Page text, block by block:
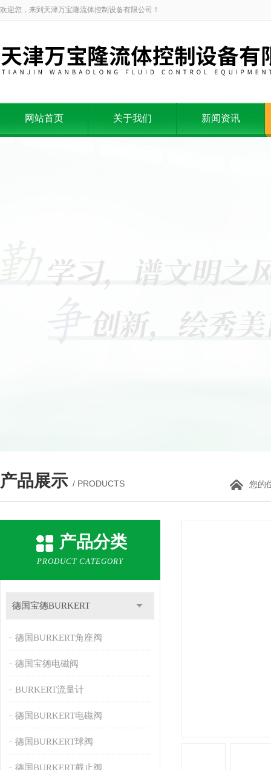
欢迎您，来到天津万宝隆流体控制设备有限公司！
网站首页 关于我们 新闻资讯
产品展示 / PRODUCTS 您的
产品分类
PRODUCT CATEGORY
德国宝德BURKERT
德国BURKERT角座阀
德国宝德电磁阀
BURKERT流量计
德国BURKERT电磁阀
德国BURKERT球阀
德国BURKERT截止阀